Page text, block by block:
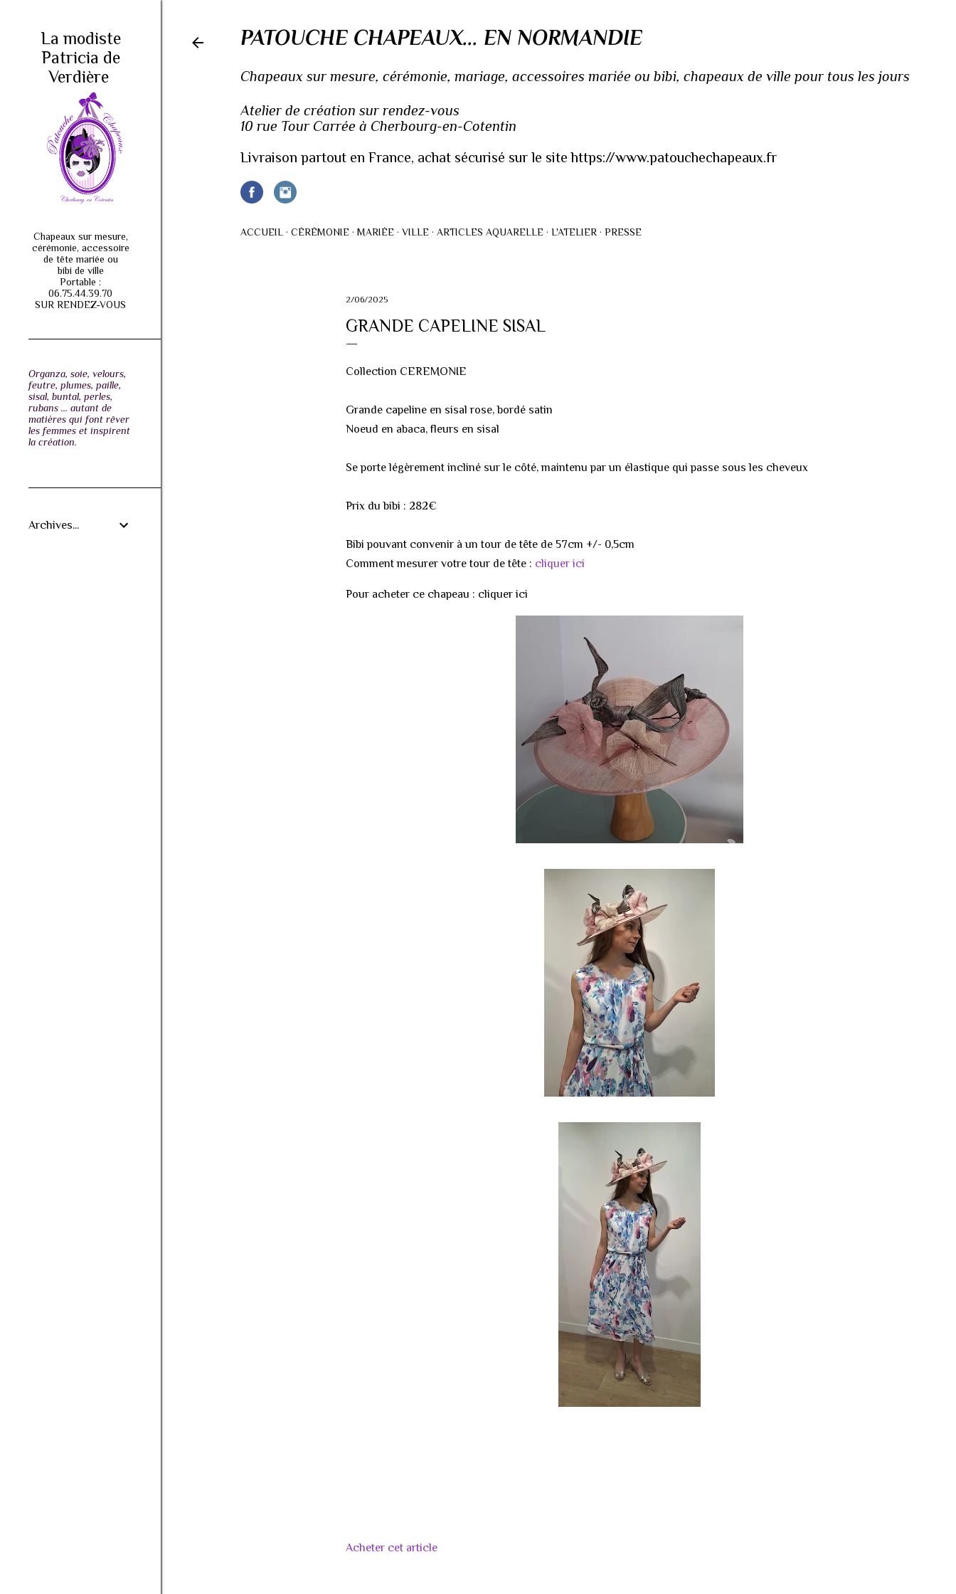
PATOUCHE CHAPEAUX... EN NORMANDIE
Chapeaux sur mesure, cérémonie, mariage, accessoires mariée ou bibi, chapeaux de ville pour tous les jours
Atelier de création sur rendez-vous
10 rue Tour Carrée à Cherbourg-en-Cotentin
Livraison partout en France, achat sécurisé sur le site https://www.patouchechapeaux.fr
ACCUEIL CÉRÉMONIE MARIÉE VILLE ARTICLES AQUARELLE L'ATELIER PRESSE
2/06/2025
GRANDE CAPELINE SISAL
Collection CEREMONIE
Grande capeline en sisal rose, bordé satin
Noeud en abaca, fleurs en sisal
Se porte légèrement incliné sur le côté, maintenu par un élastique qui passe sous les cheveux
Prix du bibi : 282€
Bibi pouvant convenir à un tour de tête de 57cm +/- 0,5cm
Comment mesurer votre tour de tête : cliquer ici
Pour acheter ce chapeau : cliquer ici
Acheter cet article
La modiste
Patricia de
Verdière
Chapeaux sur mesure,
cérémonie, accessoire
de tête mariée ou
bibi de ville
Portable :
06.75.44.39.70
SUR RENDEZ-VOUS
Organza, soie, velours,
feutre, plumes, paille,
sisal, buntal, perles,
rubans ... autant de
matières qui font rêver
les femmes et inspirent
la création.
Archives...